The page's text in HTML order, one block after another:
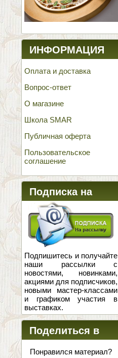
ИНФОРМАЦИЯ
Оплата и доставка
Вопрос-ответ
О магазине
Школа SMAR
Публичная оферта
Пользовательское
соглашение
Подписка на
новости
Подпишитесь и получайте
наши рассылки с
новостями, новинками,
акциями для подписчиков,
новыми мастер-классами
и графиком участия в
выставках.
Поделиться в
соцсетях
Понравился материал?